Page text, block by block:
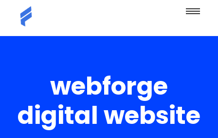
webforge
digital website